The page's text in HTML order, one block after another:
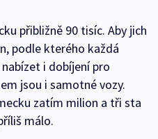
přibližně 90 tisíc. Aby jich
podle kterého každá
i dobíjení pro
jsou i samotné vozy.
zatím milion a tři sta
málo.